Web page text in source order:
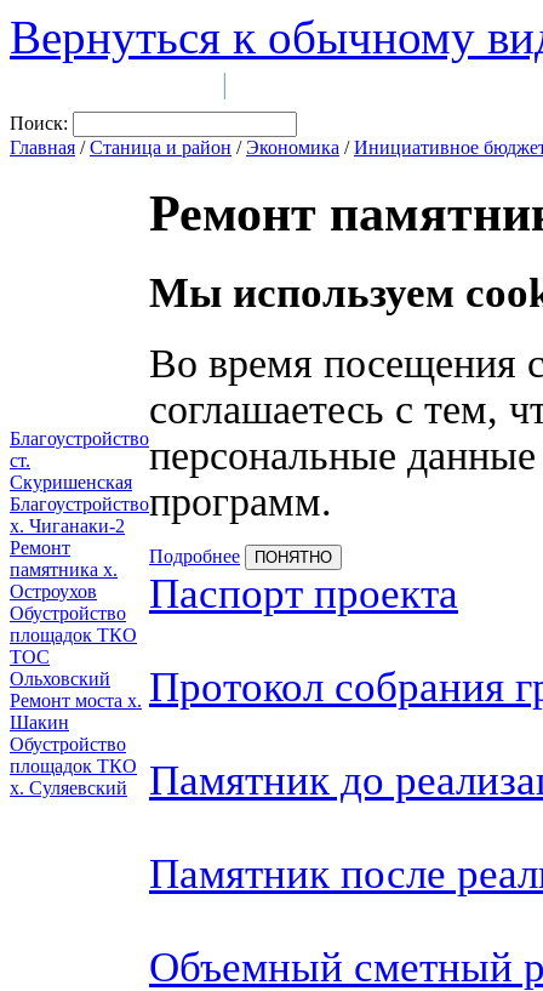
Вернуться к обычному
|
Поиск:
Главная /Станица и район /Экономика /Инициативное
Благоустройство
ст.
Скуришенская
Благоустройство
х. Чиганаки-2
Ремонт
памятника х.
Остроухов
Обустройство
площадок ТКО
ТОС
Ольховский
Ремонт моста х.
Шакин
Обустройство
площадок ТКО
х. Суляевский
Ремонт
Мы используем
Во время посещения
соглашаетесь с тем,
персональные
программ.
Подробнее ПОНЯТНО
Паспорт проекта
Протокол собрания
Памятник до
Памятник после
Объемный сметный